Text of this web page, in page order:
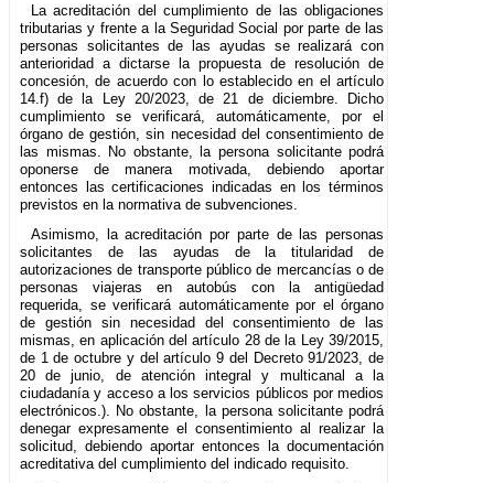
La acreditación del cumplimiento de las obligaciones
tributarias y frente a la Seguridad Social por parte de las
personas solicitantes de las ayudas se realizará con
anterioridad a dictarse la propuesta de resolución de
concesión, de acuerdo con lo establecido en el artículo
14.f) de la Ley 20/2023, de 21 de diciembre. Dicho
cumplimiento se verificará, automáticamente, por el
órgano de gestión, sin necesidad del consentimiento de
las mismas. No obstante, la persona solicitante podrá
oponerse de manera motivada, debiendo aportar
entonces las certificaciones indicadas en los términos
previstos en la normativa de subvenciones.
Asimismo, la acreditación por parte de las personas
solicitantes de las ayudas de la titularidad de
autorizaciones de transporte público de mercancías o de
personas viajeras en autobús con la antigüedad
requerida, se verificará automáticamente por el órgano
de gestión sin necesidad del consentimiento de las
mismas, en aplicación del artículo 28 de la Ley 39/2015,
de 1 de octubre y del artículo 9 del Decreto 91/2023, de
20 de junio, de atención integral y multicanal a la
ciudadanía y acceso a los servicios públicos por medios
electrónicos.). No obstante, la persona solicitante podrá
denegar expresamente el consentimiento al realizar la
solicitud, debiendo aportar entonces la documentación
acreditativa del cumplimiento del indicado requisito.